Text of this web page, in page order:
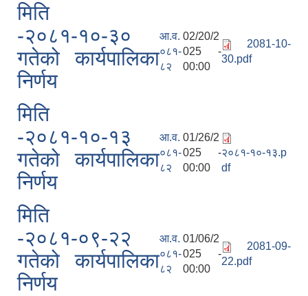
मिति
-२०८१-१०-३०
गतेको कार्यपालिका
निर्णय
आ.व.
०८१-
८२
02/20/2
025 -
00:00
2081-10-
30.pdf
मिति
-२०८१-१०-१३
गतेको कार्यपालिका
निर्णय
आ.व.
०८१-
८२
01/26/2
025 -
00:00
२०८१-१०-१३.p
df
मिति
-२०८१-०९-२२
गतेको कार्यपालिका
निर्णय
आ.व.
०८१-
८२
01/06/2
025 -
00:00
2081-09-
22.pdf